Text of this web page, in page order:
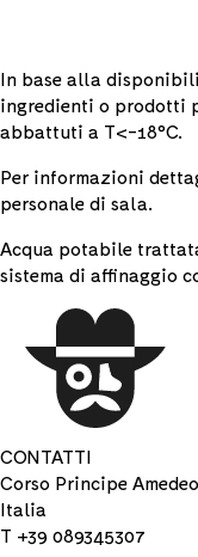
In base alla
ingredienti o prodotti
abbattuti a T<-18°C.
Per informazioni
personale di sala.
Acqua potabile
sistema di affinaggio
CONTATTI
Corso Principe
Italia
T +39 089345307